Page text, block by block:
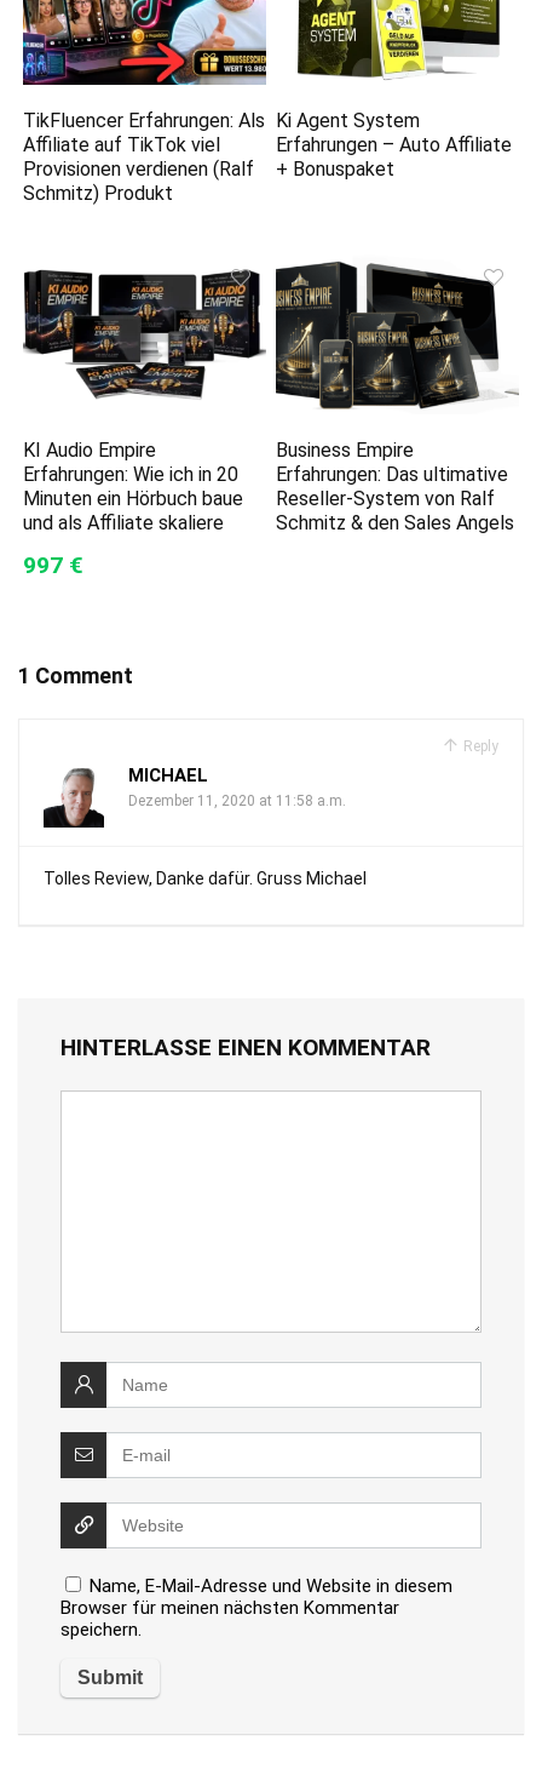
TikFluencer Erfahrungen: Als
Affiliate auf TikTok viel
Provisionen verdienen (Ralf
Schmitz) Produkt
Ki Agent System
Erfahrungen – Auto Affiliate
+ Bonuspaket
KI Audio Empire
Erfahrungen: Wie ich in 20
Minuten ein Hörbuch baue
und als Affiliate skaliere
997 €
Business Empire
Erfahrungen: Das ultimative
Reseller-System von Ralf
Schmitz & den Sales Angels
1 Comment
Reply
MICHAEL
Dezember 11, 2020 at 11:58 a.m.
Tolles Review, Danke dafür. Gruss Michael
HINTERLASSE EINEN KOMMENTAR
Name, E-Mail-Adresse und Website in diesem
Browser für meinen nächsten Kommentar
speichern.